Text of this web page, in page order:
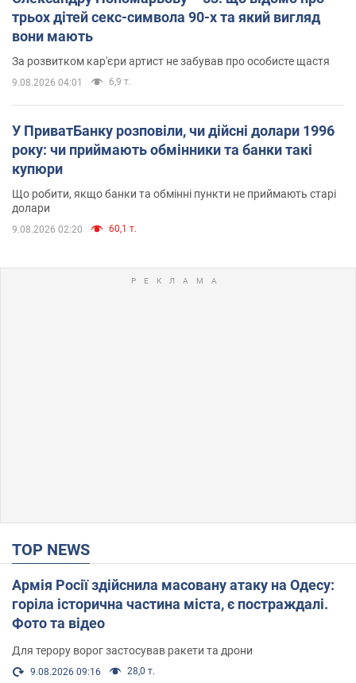
трьох дітей секс-символа 90-х та який вигляд
вони мають
За розвитком кар'єри артист не забував про особисте щастя
9.08.2026 04:01 6,9 т.
У ПриватБанку розповіли, чи дійсні долари 1996
року: чи приймають обмінники та банки такі
купюри
Що робити, якщо банки та обмінні пункти не приймають старі
долари
9.08.2026 02:20 60,1 т.
TOP NEWS
Армія Росії здійснила масовану атаку на Одесу:
горіла історична частина міста, є постраждалі.
Фото та відео
Для терору ворог застосував ракети та дрони
9.08.2026 09:16 28,0 т.